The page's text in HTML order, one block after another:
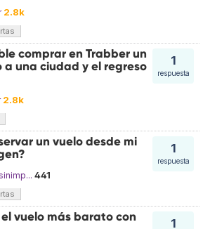
2.8k
1
respuesta
comprar en Trabber un
una ciudad y el regreso
2.8k
1
respuesta
un vuelo desde mi
441
1
vuelo más barato con